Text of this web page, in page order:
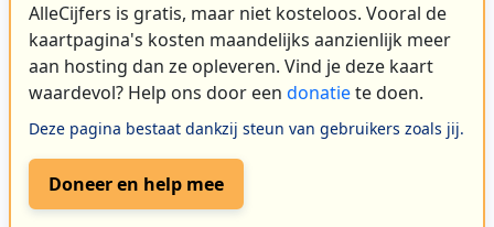
AlleCijfers is gratis, maar niet kosteloos. Vooral de
kaartpagina's kosten maandelijks aanzienlijk meer
aan hosting dan ze opleveren. Vind je deze kaart
waardevol? Help ons door een donatiete doen.
Deze pagina bestaat dankzij steun van gebruikers zoals jij.
Doneer en help mee